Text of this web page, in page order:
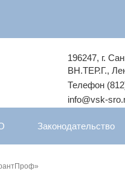
196247, г.
ВН.ТЕР.Г.,
Телефон
info@vsk-
Законодательство